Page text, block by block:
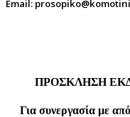
Email: prosopiko@komotini
ΠΡΟΣΚΛΗΣΗ
Για συνεργασία με